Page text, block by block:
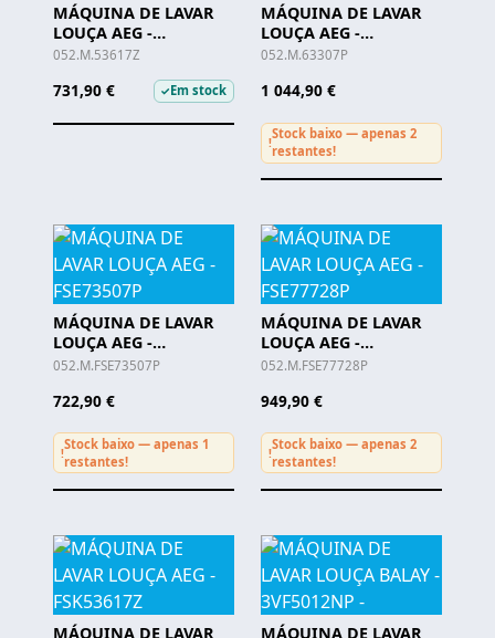
MÁQUINA DE LAVAR
LOUÇA AEG -
FSB53617Z
052.M.53617Z
731,90 € ✓Em stock
MÁQUINA DE LAVAR
LOUÇA AEG -
FSE63307P
052.M.63307P
1 044,90 €
!
Stock baixo — apenas 2
restantes!
MÁQUINA DE LAVAR
LOUÇA AEG -
FSE73507P
052.M.FSE73507P
722,90 €
!
Stock baixo — apenas 1
restantes!
MÁQUINA DE LAVAR
LOUÇA AEG -
FSE77728P
052.M.FSE77728P
949,90 €
!
Stock baixo — apenas 2
restantes!
MÁQUINA DE LAVAR MÁQUINA DE LAVAR